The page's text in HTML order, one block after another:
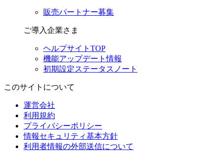
販売パートナー募集
ご導入企業さま
ヘルプサイトTOP
機能アップデート情報
初期設定ステータスノート
このサイトについて
運営会社
利用規約
プライバシーポリシー
情報セキュリティ基本方針
利用者情報の外部送信について